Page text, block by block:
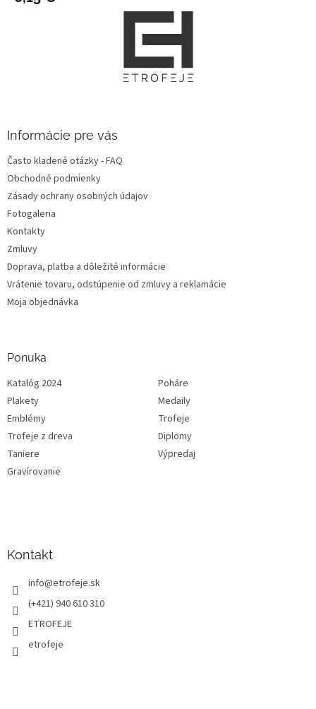
Informácie pre vás
Často kladené otázky - FAQ
Obchodné podmienky
Zásady ochrany osobných údajov
Fotogaleria
Kontakty
Zmluvy
Doprava, platba a dôležité informácie
Vrátenie tovaru, odstúpenie od zmluvy a reklamácie
Moja objednávka
Ponuka
Katalóg 2024
Poháre
Plakety
Medaily
Emblémy
Trofeje
Trofeje z dreva
Diplomy
Taniere
Výpredaj
Gravírovanie
Kontakt
info@etrofeje.sk
(+421) 940 610 310
ETROFEJE
etrofeje